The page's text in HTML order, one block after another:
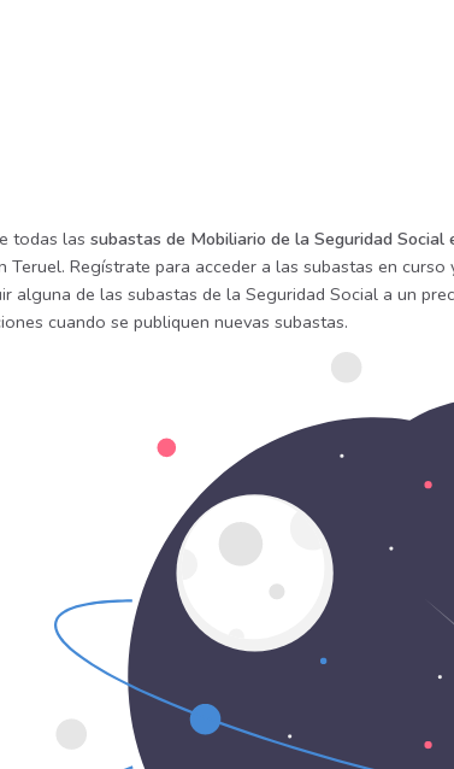
todas las subastas de Mobiliario de la Seguridad Social
Teruel. Regístrate para acceder a las subastas en
alguna de las subastas de la Seguridad Social a un
cuando se publiquen nuevas subastas.